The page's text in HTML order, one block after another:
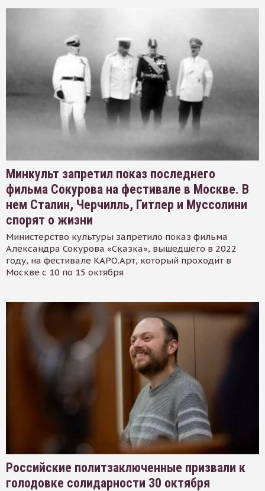
Минкульт запретил показ последнего
фильма Сокурова на фестивале в Москве. В
нем Сталин, Черчилль, Гитлер и Муссолини
спорят о жизни
Министерство культуры запретило показ фильма
Александра Сокурова «Сказка», вышедшего в 2022
году, на фестивале КАРО.Арт, который проходит в
Москве с 10 по 15 октября
Российские политзаключенные призвали к
голодовке солидарности 30 октября